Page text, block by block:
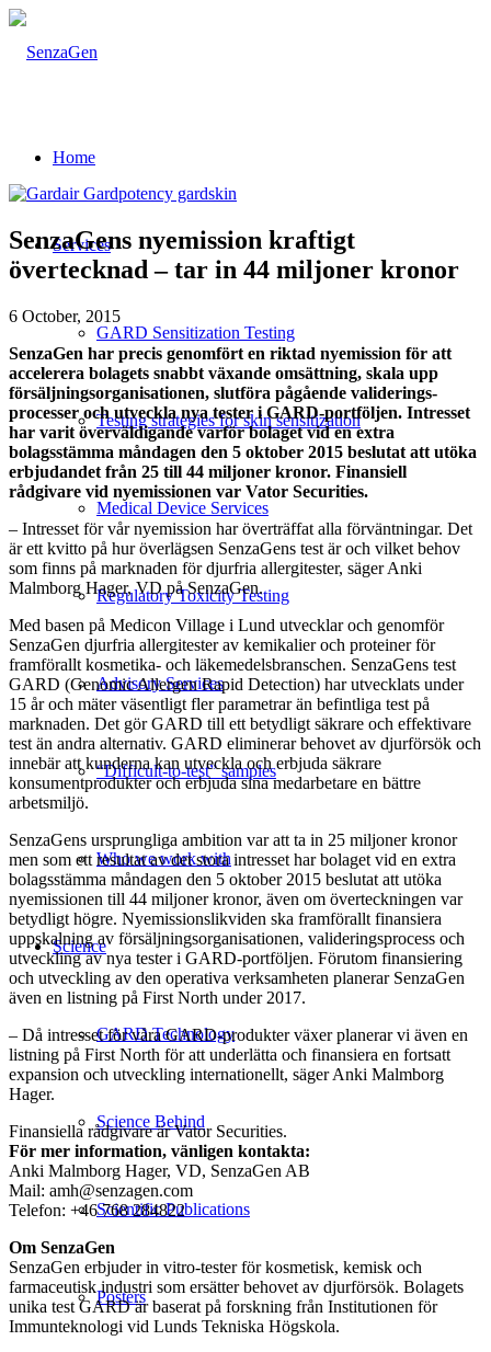
Home
Services
GARD Sensitization Testing
Testing strategies for skin sensitization
Medical Device Services
Regulatory Toxicity Testing
Advisory Services
“Difficult-to-test” samples
Who we work with
Science
GARD Technology
Science Behind
Scientific Publications
Posters
SenzaGens nyemission kraftigt
övertecknad – tar in 44 miljoner kronor
6 October, 2015
SenzaGen har precis genomfört en riktad nyemission för att
accelerera bolagets snabbt växande omsättning, skala upp
försäljningsorganisationen, slutföra pågående validerings-
processer och utveckla nya tester i GARD-portföljen. Intresset
har varit överväldigande varför bolaget vid en extra
bolagsstämma måndagen den 5 oktober 2015 beslutat att utöka
erbjudandet från 25 till 44 miljoner kronor. Finansiell
rådgivare vid nyemissionen var Vator Securities.
– Intresset för vår nyemission har överträffat alla förväntningar. Det
är ett kvitto på hur överlägsen SenzaGens test är och vilket behov
som finns på marknaden för djurfria allergitester, säger Anki
Malmborg Hager, VD på SenzaGen.
Med basen på Medicon Village i Lund utvecklar och genomför
SenzaGen djurfria allergitester av kemikalier och proteiner för
framförallt kosmetika- och läkemedelsbranschen. SenzaGens test
GARD (Genomic Allergen Rapid Detection) har utvecklats under
15 år och mäter väsentligt fler parametrar än befintliga test på
marknaden. Det gör GARD till ett betydligt säkrare och effektivare
test än andra alternativ. GARD eliminerar behovet av djurförsök och
innebär att kunderna kan utveckla och erbjuda säkrare
konsumentprodukter och erbjuda sina medarbetare en bättre
arbetsmiljö.
SenzaGens ursprungliga ambition var att ta in 25 miljoner kronor
men som ett resultat av det stora intresset har bolaget vid en extra
bolagsstämma måndagen den 5 oktober 2015 beslutat att utöka
nyemissionen till 44 miljoner kronor, även om överteckningen var
betydligt högre. Nyemissionslikviden ska framförallt finansiera
uppskalning av försäljningsorganisationen, valideringsprocess och
utveckling av nya tester i GARD-portföljen. Förutom finansiering
och utveckling av den operativa verksamheten planerar SenzaGen
även en listning på First North under 2017.
– Då intresset för våra GARD-produkter växer planerar vi även en
listning på First North för att underlätta och finansiera en fortsatt
expansion och utveckling internationellt, säger Anki Malmborg
Hager.
Finansiella rådgivare är Vator Securities.
För mer information, vänligen kontakta:
Anki Malmborg Hager, VD, SenzaGen AB
Mail: amh@senzagen.com
Telefon: +46 768 284822
Om SenzaGen
SenzaGen erbjuder in vitro-tester för kosmetisk, kemisk och
farmaceutisk industri som ersätter behovet av djurförsök. Bolagets
unika test GARD är baserat på forskning från Institutionen för
Immunteknologi vid Lunds Tekniska Högskola.